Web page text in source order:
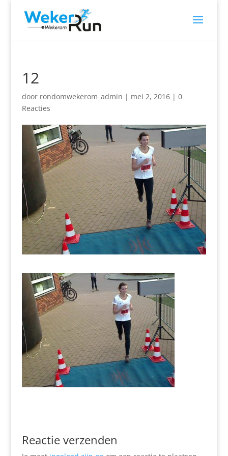
12
door rondomwekerom_admin | mei 2, 2016| 0
Reacties
Reactie verzenden